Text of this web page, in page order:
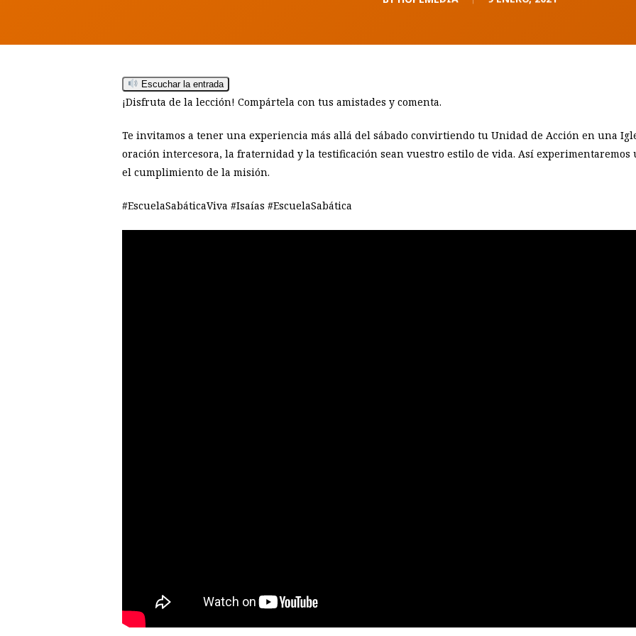
Escuchar la entrada
¡Disfruta de la lección! Compártela con tus amistades y comenta.
Te invitamos a tener una experiencia más allá del sábado convirtiendo tu Unidad de Acción en una
oración intercesora, la fraternidad y la testificación sean vuestro estilo de vida. Así
el cumplimiento de la misión.
#EscuelaSabáticaViva #Isaías #EscuelaSabática